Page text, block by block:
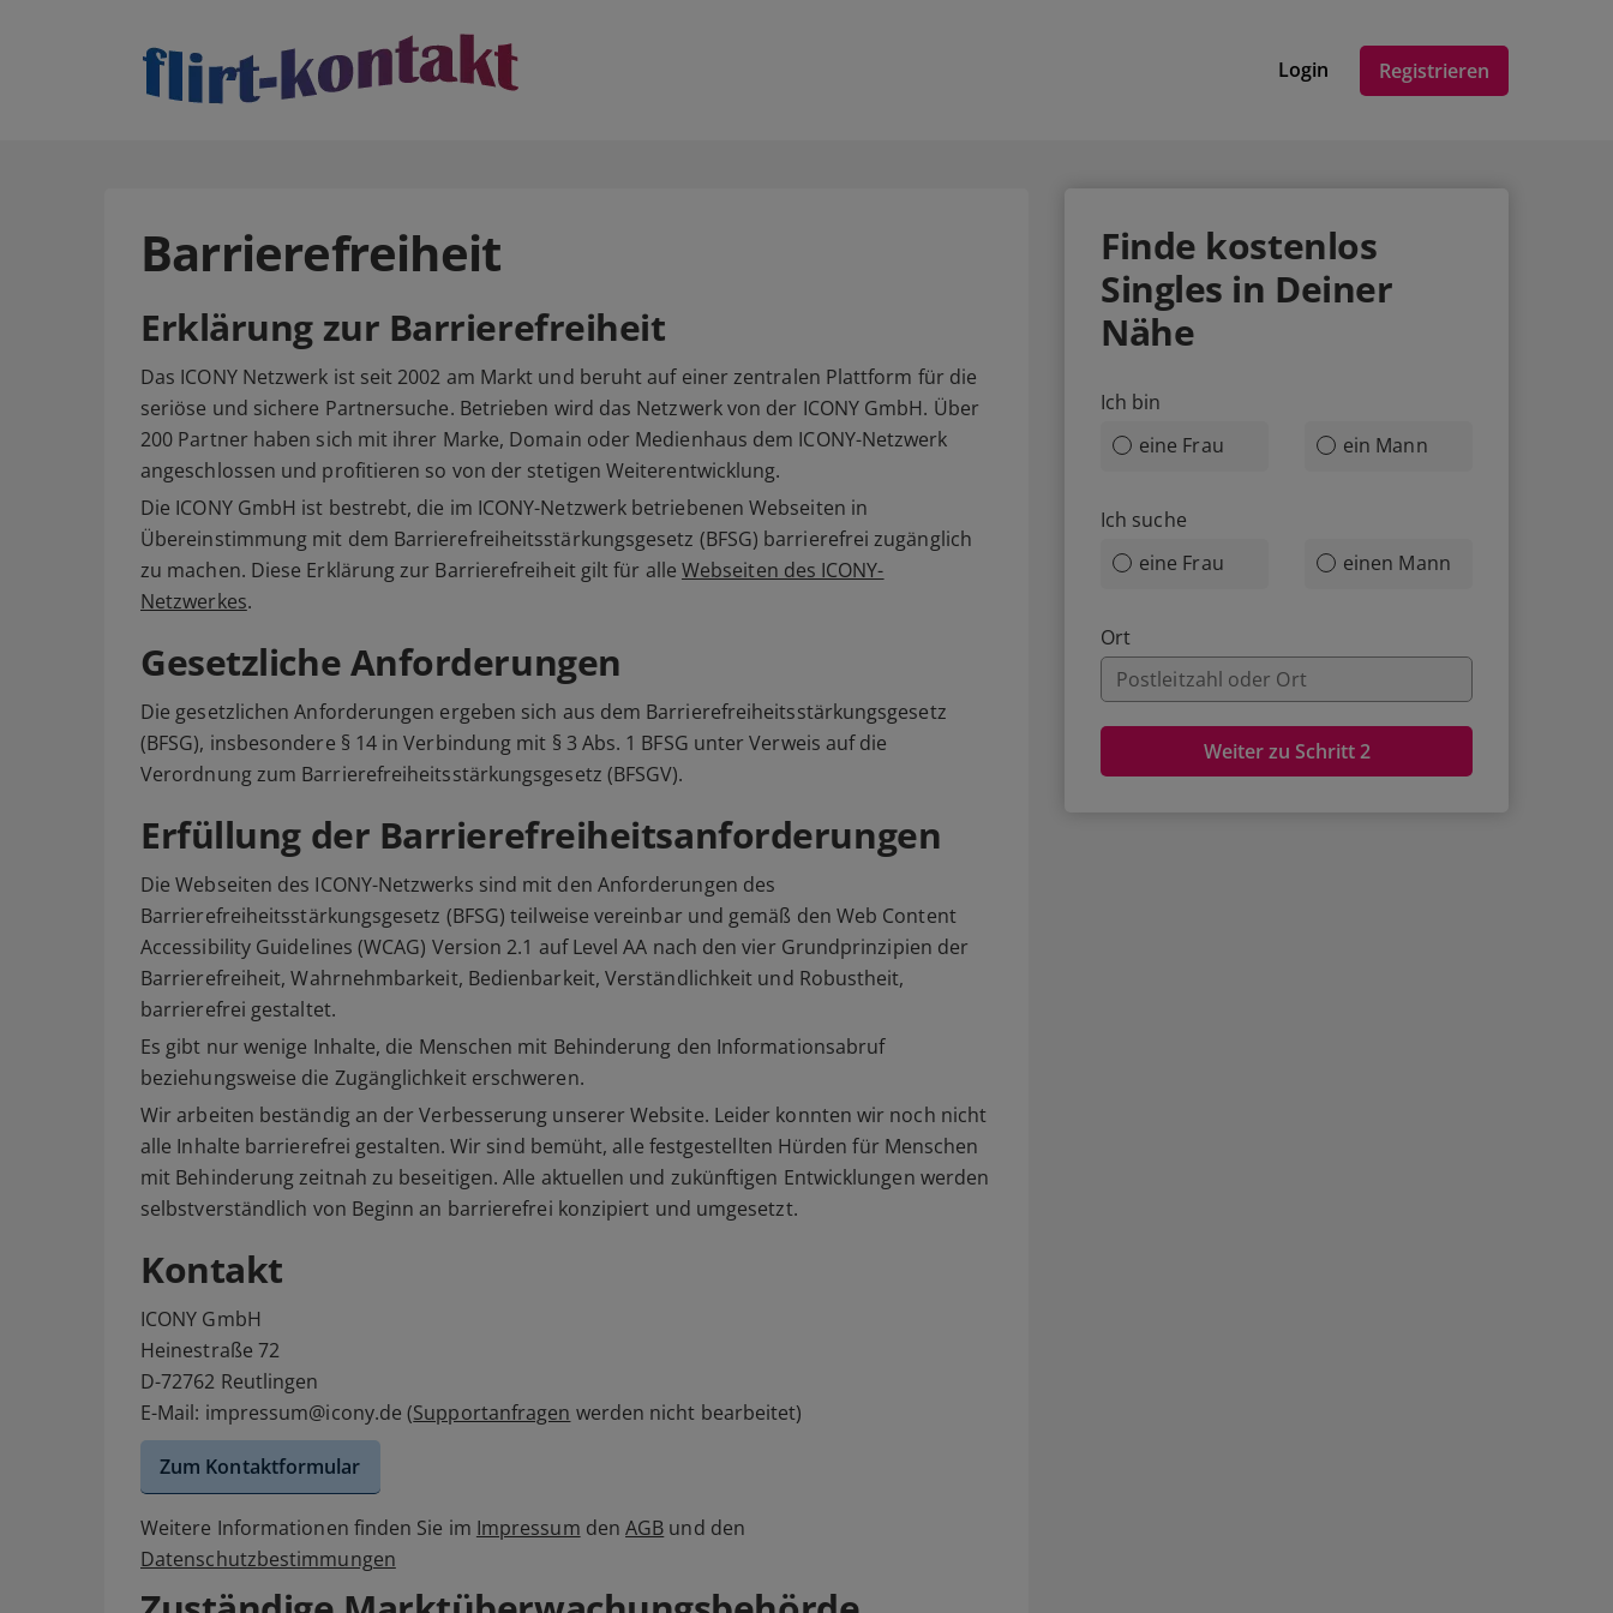
Login Registrieren
Barrierefreiheit
Erklärung zur Barrierefreiheit
Das ICONY Netzwerk ist seit 2002 am Markt und beruht auf einer zentralen Plattform für die
seriöse und sichere Partnersuche. Betrieben wird das Netzwerk von der ICONY GmbH. Über
200 Partner haben sich mit ihrer Marke, Domain oder Medienhaus dem ICONY-Netzwerk
angeschlossen und profitieren so von der stetigen Weiterentwicklung.
Die ICONY GmbH ist bestrebt, die im ICONY-Netzwerk betriebenen Webseiten in
Übereinstimmung mit dem Barrierefreiheitsstärkungsgesetz (BFSG) barrierefrei zugänglich
zu machen. Diese Erklärung zur Barrierefreiheit gilt für alle Webseiten des ICONY-
Netzwerkes.
Gesetzliche Anforderungen
Die gesetzlichen Anforderungen ergeben sich aus dem Barrierefreiheitsstärkungsgesetz
(BFSG), insbesondere § 14 in Verbindung mit § 3 Abs. 1 BFSG unter Verweis auf die
Verordnung zum Barrierefreiheitsstärkungsgesetz (BFSGV).
Erfüllung der Barrierefreiheitsanforderungen
Die Webseiten des ICONY-Netzwerks sind mit den Anforderungen des
Barrierefreiheitsstärkungsgesetz (BFSG) teilweise vereinbar und gemäß den Web Content
Accessibility Guidelines (WCAG) Version 2.1 auf Level AA nach den vier Grundprinzipien der
Barrierefreiheit, Wahrnehmbarkeit, Bedienbarkeit, Verständlichkeit und Robustheit,
barrierefrei gestaltet.
Es gibt nur wenige Inhalte, die Menschen mit Behinderung den Informationsabruf
beziehungsweise die Zugänglichkeit erschweren.
Wir arbeiten beständig an der Verbesserung unserer Website. Leider konnten wir noch nicht
alle Inhalte barrierefrei gestalten. Wir sind bemüht, alle festgestellten Hürden für Menschen
mit Behinderung zeitnah zu beseitigen. Alle aktuellen und zukünftigen Entwicklungen werden
selbstverständlich von Beginn an barrierefrei konzipiert und umgesetzt.
Kontakt
ICONY GmbH
Heinestraße 72
D-72762 Reutlingen
E-Mail: impressum@icony.de (Supportanfragen werden nicht bearbeitet)
Zum Kontaktformular
Weitere Informationen finden Sie im Impressum denAGB und den
Datenschutzbestimmungen
Finde kostenlos
Singles in Deiner
Nähe
Ich bin
eine Frau
ein Mann
Ich suche
eine Frau
einen Mann
Ort
Weiter zu Schritt 2